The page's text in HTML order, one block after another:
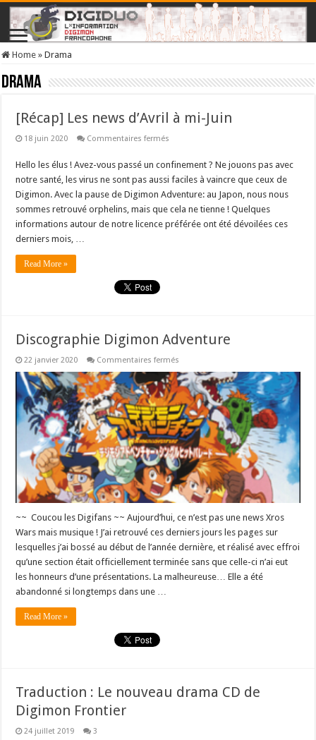
Home » Drama
Drama
[Récap] Les news d’Avril à mi-Juin
18 juin 2020 Commentaires fermés
news
d’Avril
à
mi-
Hello les élus ! Avez-vous passé un confinement ? Ne jouons pas avec
notre santé, les virus ne sont pas aussi faciles à vaincre que ceux de
Digimon. Avec la pause de Digimon Adventure: au Japon, nous nous
sommes retrouvé orphelins, mais que cela ne tienne ! Quelques
informations autour de notre licence préférée ont été dévoilées ces
derniers mois, …
Read More »
Discographie Digimon Adventure
22 janvier 2020 Commentaires fermés
Digimon
Adventure
~~ Coucou les Digifans ~~ Aujourd’hui, ce n’est pas une news Xros
Wars mais musique ! J’ai retrouvé ces derniers jours les pages sur
lesquelles j’ai bossé au début de l’année dernière, et réalisé avec effroi
qu’une section était officiellement terminée sans que celle-ci n’ai eut
les honneurs d’une présentations. La malheureuse… Elle a été
abandonné si longtemps dans une …
Read More »
Traduction : Le nouveau drama CD de
Digimon Frontier
24 juillet 2019 3